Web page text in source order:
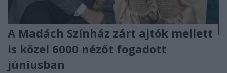
A Madách Színház zárt ajtók mellett
is közel 6000 nézőt fogadott
júniusban